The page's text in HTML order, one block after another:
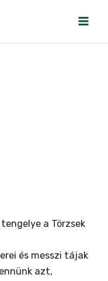
a Törzsek
és messzi tájak
azt,